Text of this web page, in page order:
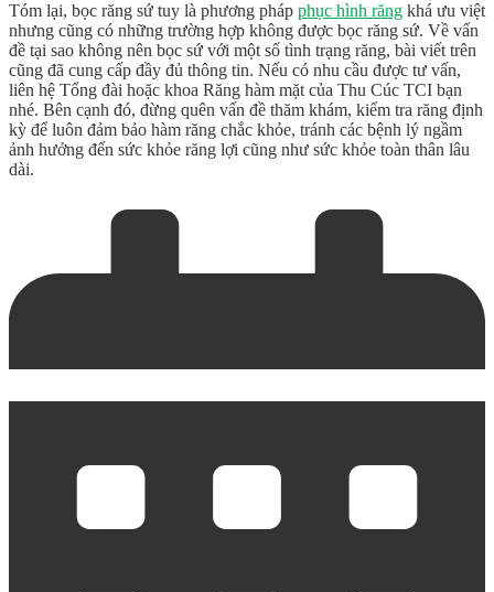
Tóm lại, bọc răng sứ tuy là phương pháp phục hình răng khá ưu việt
nhưng cũng có những trường hợp không được bọc răng sứ. Về vấn
đề tại sao không nên bọc sứ với một số tình trạng răng, bài viết trên
cũng đã cung cấp đầy đủ thông tin. Nếu có nhu cầu được tư vấn,
liên hệ Tổng đài hoặc khoa Răng hàm mặt của Thu Cúc TCI bạn
nhé. Bên cạnh đó, đừng quên vấn đề thăm khám, kiểm tra răng định
kỳ để luôn đảm bảo hàm răng chắc khỏe, tránh các bệnh lý ngầm
ảnh hưởng đến sức khỏe răng lợi cũng như sức khỏe toàn thân lâu
dài.